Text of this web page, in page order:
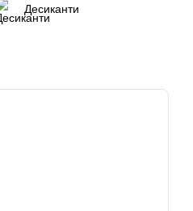
Десиканти